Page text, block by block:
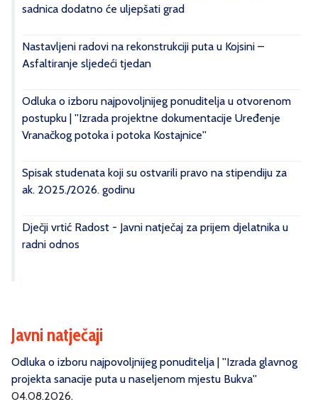
sadnica dodatno će uljepšati grad
Nastavljeni radovi na rekonstrukciji puta u Kojsini –
Asfaltiranje sljedeći tjedan
Odluka o izboru najpovoljnijeg ponuditelja u otvorenom
postupku | ''Izrada projektne dokumentacije Uređenje
Vranačkog potoka i potoka Kostajnice''
Spisak studenata koji su ostvarili pravo na stipendiju za
ak. 2025./2026. godinu
Dječji vrtić Radost - Javni natječaj za prijem djelatnika u
radni odnos
Javni natječaji
Odluka o izboru najpovoljnijeg ponuditelja | ''Izrada glavnog
projekta sanacije puta u naseljenom mjestu Bukva''
04.08.2026.